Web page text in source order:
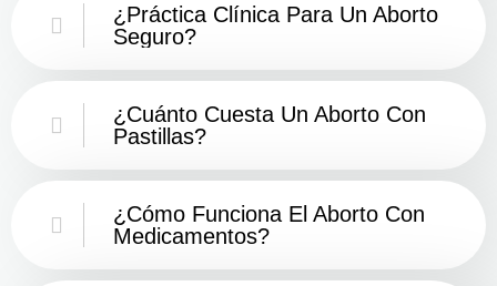
¿Práctica Clínica Para Un Aborto
Seguro?
¿Cuánto Cuesta Un Aborto Con
Pastillas?
¿Cómo Funciona El Aborto Con
Medicamentos?